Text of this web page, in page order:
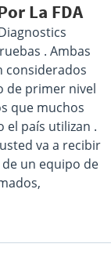
La FDA
. Ambas
considerados
de primer nivel
que muchos
el país utilizan .
va a recibir
un equipo de